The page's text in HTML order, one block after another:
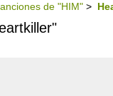
de "HIM" >